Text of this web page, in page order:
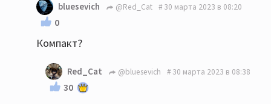
bluesevich @Red_Cat 30 марта 2023 в 08:20
0
Компакт?
Red_Cat @bluesevich 30 марта 2023 в 08:38
30